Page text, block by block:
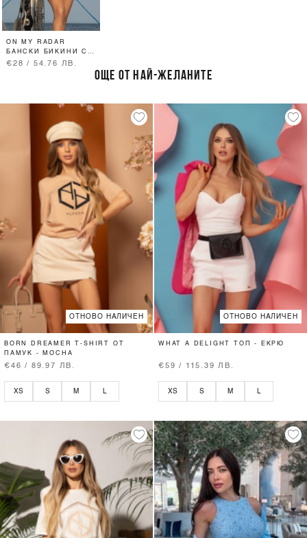
ON MY RADAR
БАНСКИ БИКИНИ С
НИСКА ТАЛИЯ -
€28 / 54.76 ЛВ.
ОЩЕ ОТ НАЙ-ЖЕЛАНИТЕ
ОТНОВО НАЛИЧЕН
BORN DREAMER T-SHIRT ОТ
ПАМУК - MOCHA
€46 / 89.97 ЛВ.
XS S M
ОТНОВО НАЛИЧЕН
WHAT A DELIGHT ТОП - ЕКРЮ
€59 / 115.39 ЛВ.
XS S M